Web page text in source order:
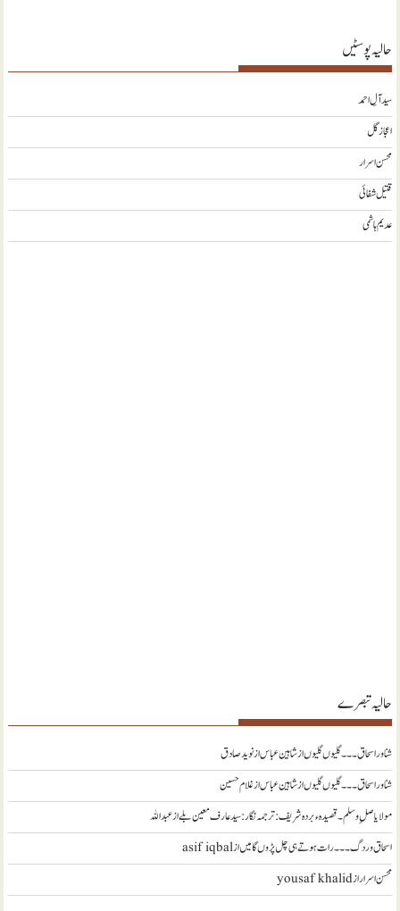
حالیہ پوسٹیں
سید آلِ احمد
اعجاز گل
محسن اسرار
قتیل شفائی
عدیم ہاشمی
حالیہ تبصرے
شناور اسحاق ۔۔۔ گلیوں گلیوں از شاہین عباسازنويد صادق
شناور اسحاق ۔۔۔ گلیوں گلیوں از شاہین عباسازغلام حسین
مولا یا صلِ وسلم ۔قصیدہ ء بردہ شریف: ترجمہ نگار : سید عارف معین بلےازعبداللہ
اسحاق وردگ ۔۔۔ رات ہوتے ہی چل پڑوں گا میںازasif iqbal
محسن اسرارازyousaf khalid